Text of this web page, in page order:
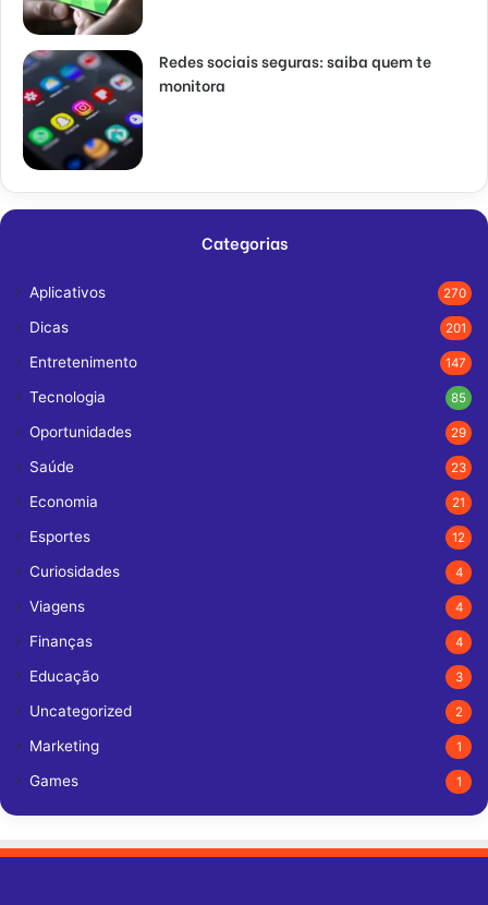
Redes sociais seguras: saiba quem te
monitora
Categorias
Aplicativos 270
Dicas 201
Entretenimento 147
Tecnologia 85
Oportunidades 29
Saúde 23
Economia 21
Esportes 12
Curiosidades 4
Viagens 4
Finanças 4
Educação 3
Uncategorized 2
Marketing 1
Games 1